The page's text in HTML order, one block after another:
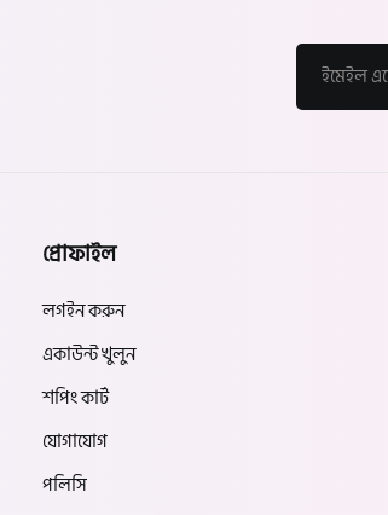
প্রোফাইল
লগইন করুন
একাউন্ট খুলুন
শপিং কার্ট
যোগাযোগ
পলিসি